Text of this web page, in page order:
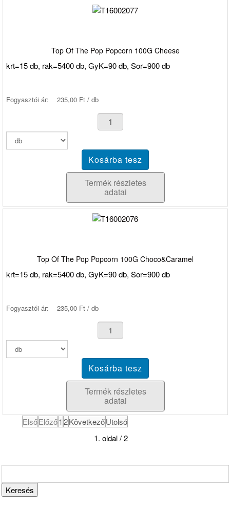
Top Of The Pop Popcorn 100G Cheese
krt=15 db, rak=5400 db, GyK=90 db, Sor=900 db
Fogyasztói ár: 235,00 Ft / db
Termék részletes
adatai
Top Of The Pop Popcorn 100G Choco&Caramel
krt=15 db, rak=5400 db, GyK=90 db, Sor=900 db
Fogyasztói ár: 235,00 Ft / db
Termék részletes
adatai
ElsőElőző12KövetkezőUtolsó
1. oldal / 2